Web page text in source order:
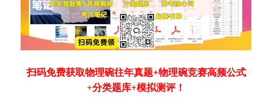
扫码免费获取物理碗往年真题+物理碗竞赛高频公式
+分类题库+模拟测评！